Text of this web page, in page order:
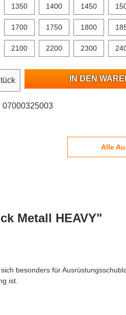
1350 1400 1450
1700 1750 1800
2100 2200 2300
IN DEN
07000325003
Alle
Metall HEAVY"
besonders für
ist.